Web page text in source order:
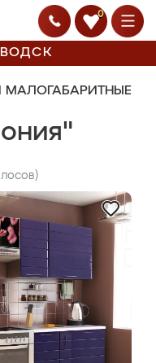
0
МАЛОГАБАРИТНЫЕ